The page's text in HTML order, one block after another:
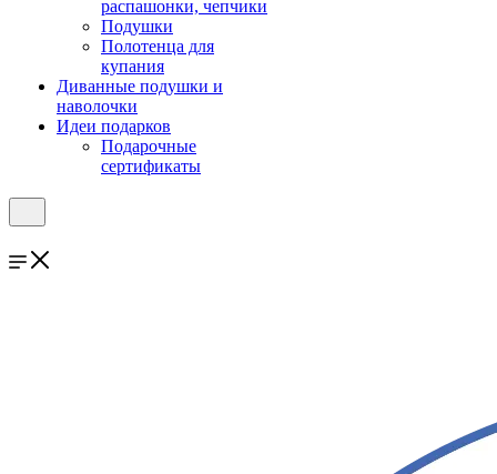
распашонки, чепчики
Подушки
Полотенца для
купания
Диванные подушки и
наволочки
Идеи подарков
Подарочные
сертификаты